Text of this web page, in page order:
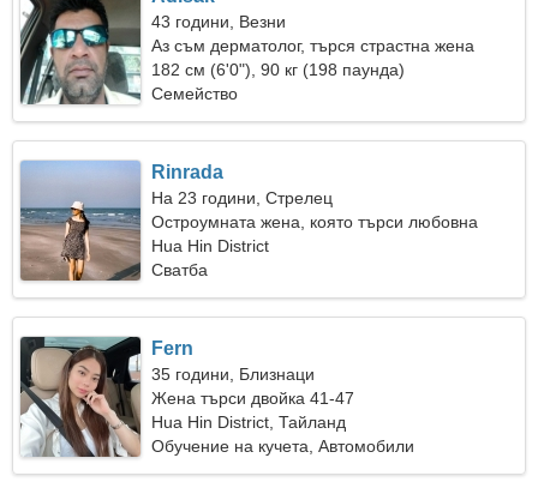
43 години, Везни
Аз съм дерматолог, търся страстна жена
182 см (6'0"), 90 кг (198 паунда)
Семейство
Rinrada
На 23 години, Стрелец
Остроумната жена, която търси любовна
връзка
Hua Hin District
Сватба
Fern
35 години, Близнаци
Жена търси двойка 41-47
Hua Hin District, Тайланд
Обучение на кучета, Автомобили